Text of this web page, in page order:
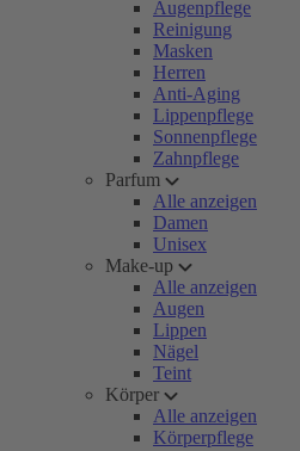
Augenpflege
Reinigung
Masken
Herren
Anti-Aging
Lippenpflege
Sonnenpflege
Zahnpflege
Parfum
Alle anzeigen
Damen
Unisex
Make-up
Alle anzeigen
Augen
Lippen
Nägel
Teint
Körper
Alle anzeigen
Körperpflege